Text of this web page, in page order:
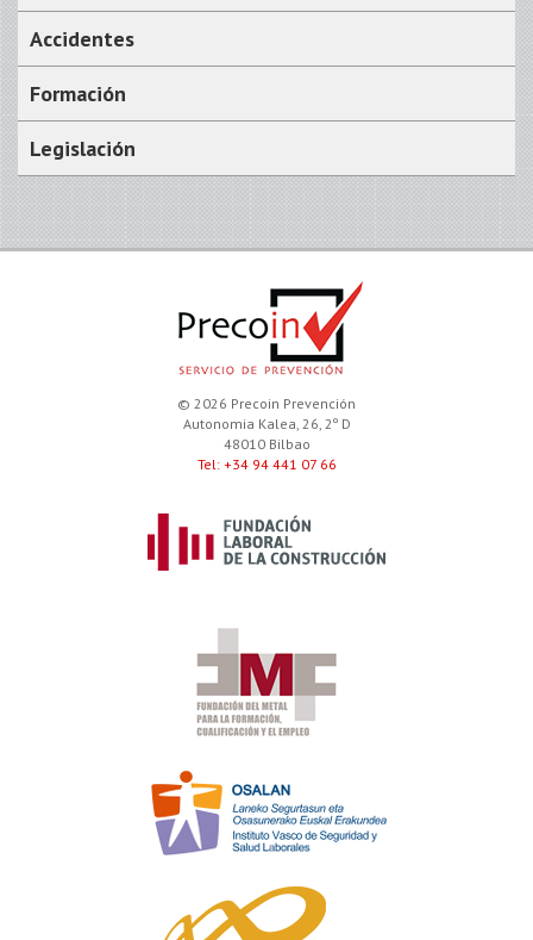
Accidentes
Formación
Legislación
© 2026 Precoin Prevención
Autonomia Kalea, 26, 2º D
48010 Bilbao
Tel: +34 94 441 07 66